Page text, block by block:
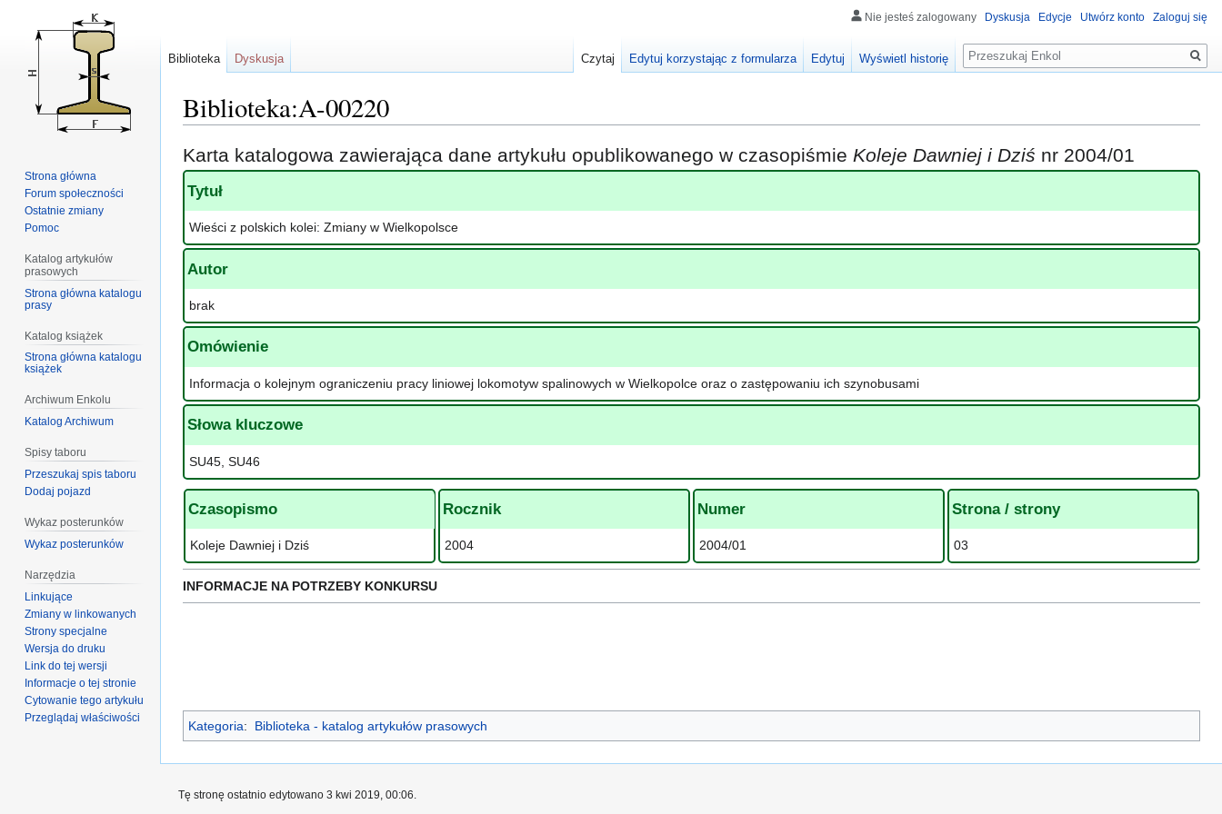
Biblioteka:A-00220
Przejdź
do
nawigacji
Przejdź
do
wyszukiwania
Karta katalogowa zawierająca dane artykułu opublikowanego w czasopiśmie Koleje Dawniej i Dziś nr 2004/01
Tytuł
Wieści z polskich kolei: Zmiany w Wielkopolsce
Autor
brak
Omówienie
Informacja o kolejnym ograniczeniu pracy liniowej lokomotyw spalinowych w Wielkopolce oraz o zastępowaniu ich szynobusami
Słowa kluczowe
SU45, SU46
Czasopismo
Koleje Dawniej i Dziś
Rocznik
2004
Numer
2004/01
Strona / strony
03
INFORMACJE NA POTRZEBY KONKURSU
Kategoria: Biblioteka - katalog artykułów prasowych
Nie jesteś zalogowany Dyskusja Edycje Utwórz konto Zaloguj się
Biblioteka Dyskusja Czytaj Edytuj korzystając z formularza Edytuj Wyświetl historię
Szukaj
Strona główna
Forum społeczności
Ostatnie zmiany
Pomoc
Katalog artykułów
prasowych
Strona główna katalogu
prasy
Katalog książek
Strona główna katalogu
książek
Archiwum Enkolu
Katalog Archiwum
Spisy taboru
Przeszukaj spis taboru
Dodaj pojazd
Wykaz posterunków
Wykaz posterunków
Narzędzia
Linkujące
Zmiany w linkowanych
Strony specjalne
Wersja do druku
Link do tej wersji
Informacje o tej stronie
Cytowanie tego artykułu
Przeglądaj właściwości
Tę stronę ostatnio edytowano 3 kwi 2019, 00:06.